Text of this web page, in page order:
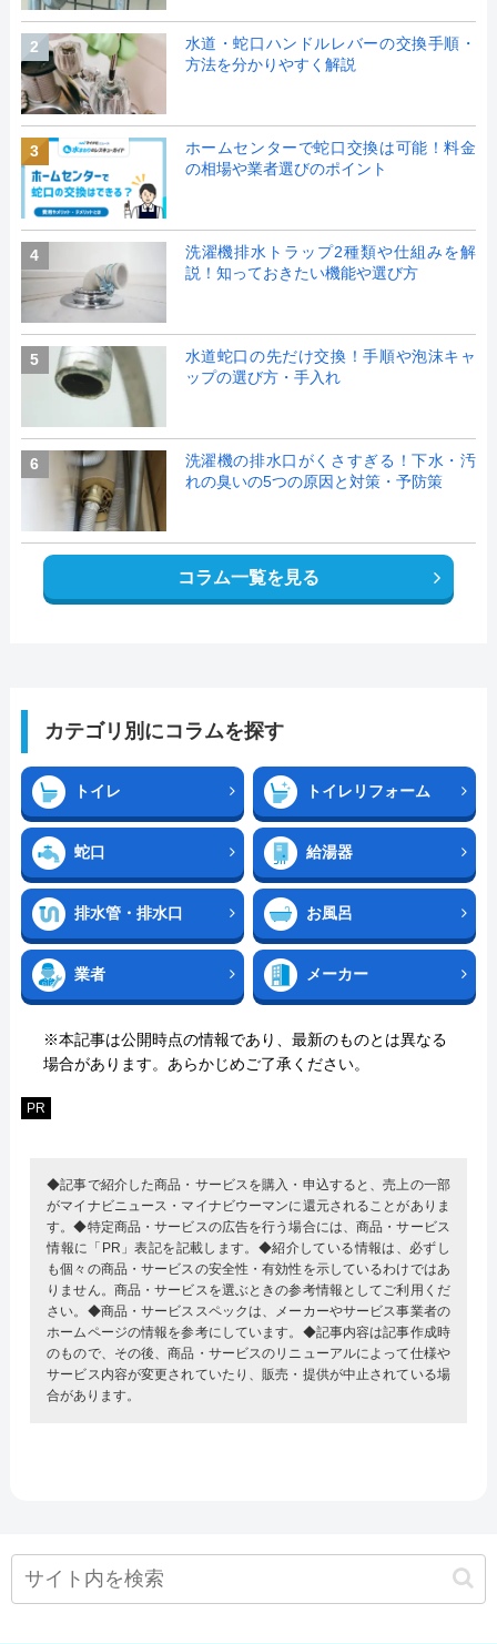
2
水道・蛇口ハンドルレバーの交換手順・
方法を分かりやすく解説
3
ホームセンターで蛇口交換は可能！料金
の相場や業者選びのポイント
4
洗濯機排水トラップ2種類や仕組みを解
説！知っておきたい機能や選び方
5
水道蛇口の先だけ交換！手順や泡沫キャ
ップの選び方・手入れ
6
洗濯機の排水口がくさすぎる！下水・汚
れの臭いの5つの原因と対策・予防策
コラム一覧を見る
カテゴリ別にコラムを探す
トイレ トイレリフォーム
蛇口 給湯器
排水管・排水口 お風呂
業者 メーカー
※本記事は公開時点の情報であり、最新のものとは異なる
場合があります。あらかじめご了承ください。
PR
◆記事で紹介した商品・サービスを購入・申込すると、売上の一部
がマイナビニュース・マイナビウーマンに還元されることがありま
す。◆特定商品・サービスの広告を行う場合には、商品・サービス
情報に「PR」表記を記載します。◆紹介している情報は、必ずし
も個々の商品・サービスの安全性・有効性を示しているわけではあ
りません。商品・サービスを選ぶときの参考情報としてご利用くだ
さい。◆商品・サービススペックは、メーカーやサービス事業者の
ホームページの情報を参考にしています。◆記事内容は記事作成時
のもので、その後、商品・サービスのリニューアルによって仕様や
サービス内容が変更されていたり、販売・提供が中止されている場
合があります。